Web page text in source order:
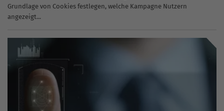
Grundlage von Cookies festlegen, welche Kampagne Nutzern
angezeigt...